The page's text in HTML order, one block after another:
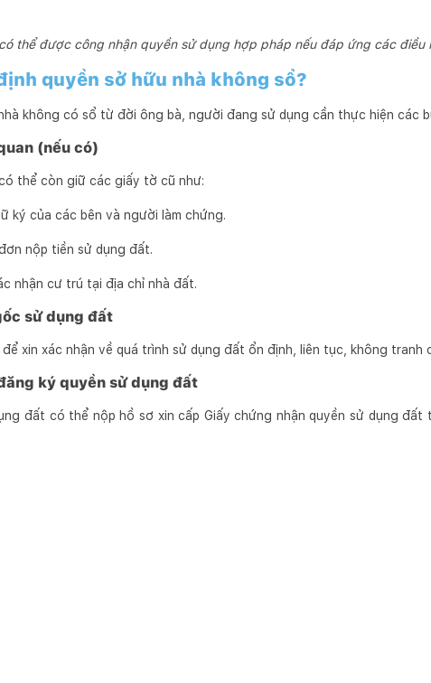
thể được công nhận quyền sử dụng hợp pháp nếu đáp ứng các điều
quyền sở hữu nhà không sổ?
không có sổ từ đời ông bà, người đang sử dụng cần thực hiện các
(nếu có)
thể còn giữ các giấy tờ cũ như:
ký của các bên và người làm chứng.
nộp tiền sử dụng đất.
nhận cư trú tại địa chỉ nhà đất.
sử dụng đất
để xin xác nhận về quá trình sử dụng đất ổn định, liên tục, không tranh
ký quyền sử dụng đất
đất có thể nộp hồ sơ xin cấp Giấy chứng nhận quyền sử dụng đất